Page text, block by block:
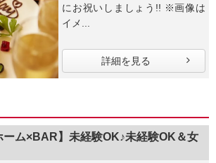
にお祝いしましょう!! ※画像は
イメ...
詳細を見る
ーム×BAR】未経験OK♪未経験OK＆女